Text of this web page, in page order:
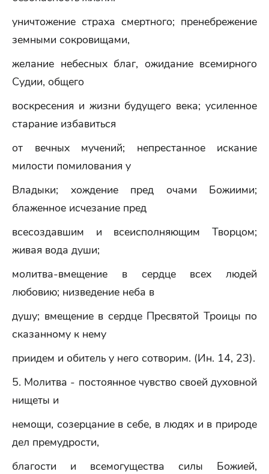
уничтожение страха смертного; пренебрежение
земными сокровищами,
желание небесных благ, ожидание всемирного
Судии, общего
воскресения и жизни будущего века; усиленное
старание избавиться
от вечных мучений; непрестанное искание
милости помилования у
Владыки; хождение пред очами Божиими;
блаженное исчезание пред
всесоздавшим и всеисполняющим Творцом;
живая вода души;
молитва-вмещение в сердце всех людей
любовию; низведение неба в
душу; вмещение в сердце Пресвятой Троицы по
сказанному к нему
приидем и обитель у него сотворим. (Ин. 14, 23).
5. Молитва - постоянное чувство своей духовной
нищеты и
немощи, созерцание в себе, в людях и в природе
дел премудрости,
благости и всемогущества силы Божией,